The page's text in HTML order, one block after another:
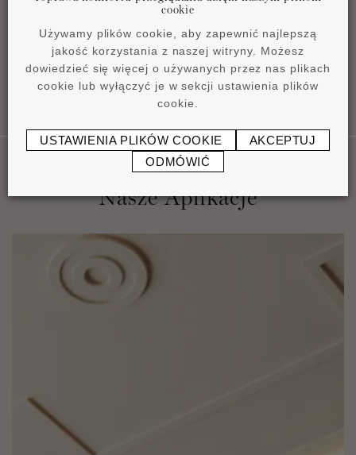
Nasze Aplikacje
cookie
Używamy plików cookie, aby zapewnić najlepszą
jakość korzystania z naszej witryny. Możesz
dowiedzieć się więcej o używanych przez nas plikach
cookie lub wyłączyć je w sekcji ustawienia plików
cookie.
USTAWIENIA PLIKÓW COOKIE
AKCEPTUJ
ODMÓWIĆ